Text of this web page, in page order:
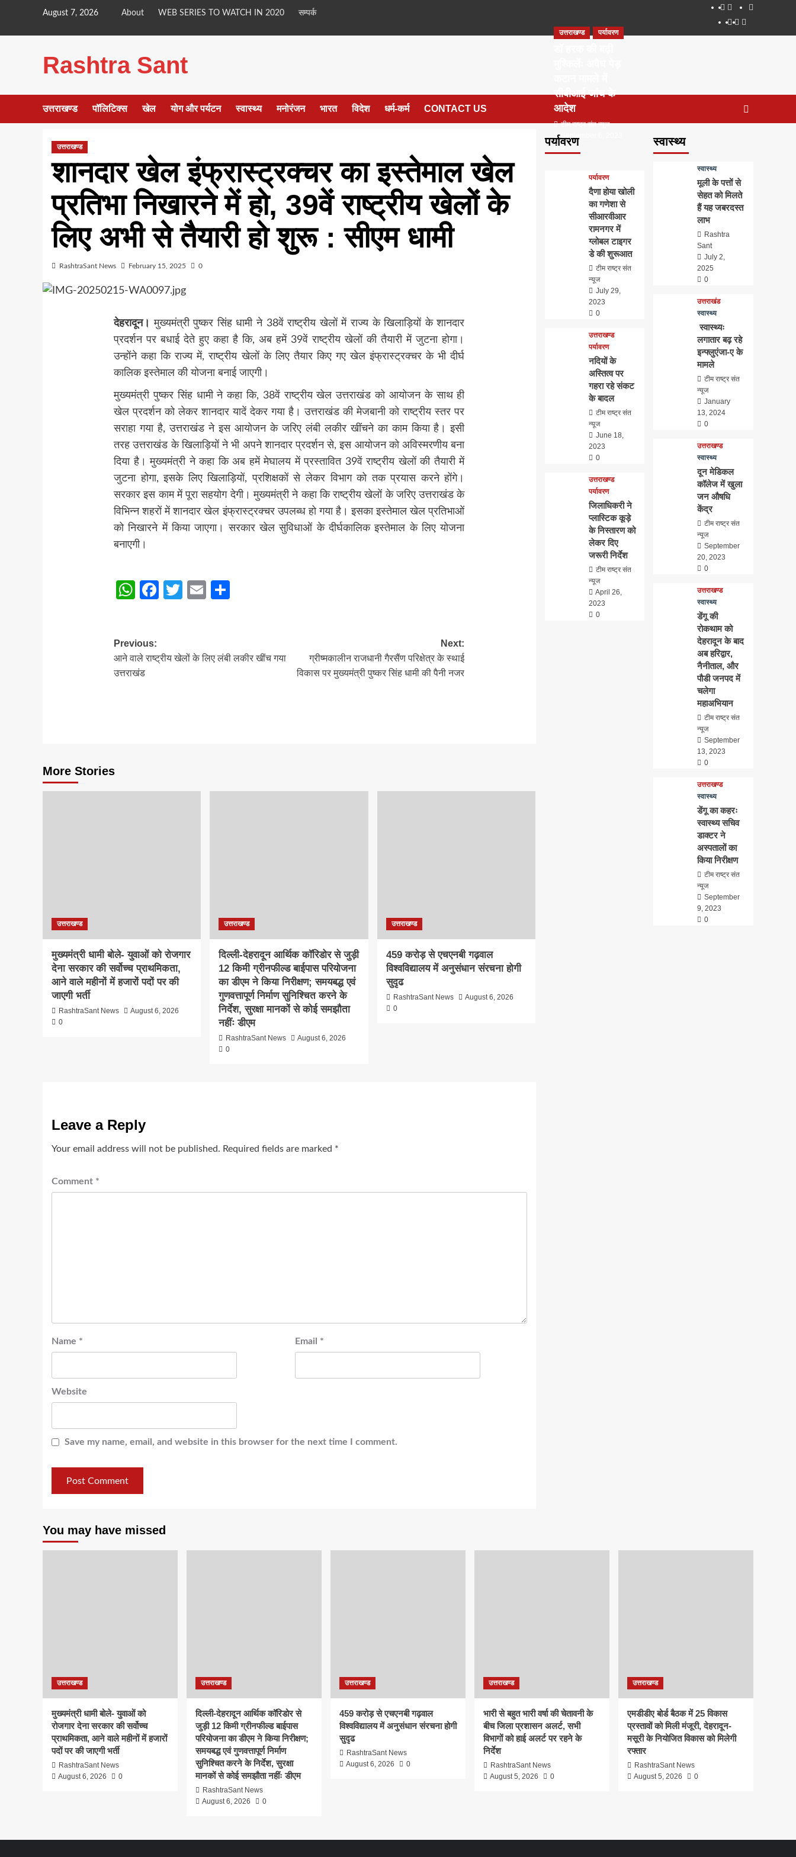
content
August 7, 2026 About WEB SERIES TO WATCH IN 2020 सम्पर्क
About
WEB
SERIES
Dehradun
Smart
Life
in
Places
to
सम्पर्क
Rashtra Sant
उत्तराखण्ड पॉलिटिक्स खेल योग और पर्यटन स्वास्थ्य मनोरंजन भारत विदेश धर्म-कर्म CONTACT US
उत्तराखण्ड
शानदार खेल इंफ्रास्ट्रक्चर का इस्तेमाल खेल
प्रतिभा निखारने में हो, 39वें राष्ट्रीय खेलों के
लिए अभी से तैयारी हो शुरू : सीएम धामी
RashtraSant News February 15, 2025 0
देहरादून।
मुख्यमंत्री पुष्कर सिंह धामी ने 38वें राष्ट्रीय खेलों में राज्य के खिलाड़ियों के शानदार
प्रदर्शन पर बधाई देते हुए कहा है कि, अब हमें 39वें राष्ट्रीय खेलों की तैयारी में जुटना होगा।
उन्होंने कहा कि राज्य में, राष्ट्रीय खेलों के लिए तैयार किए गए खेल इंफ्रास्ट्रक्चर के भी दीर्घ
कालिक इस्तेमाल की योजना बनाई जाएगी।
मुख्यमंत्री पुष्कर सिंह धामी ने कहा कि, 38वें राष्ट्रीय खेल उत्तराखंड को आयोजन के साथ ही
खेल प्रदर्शन को लेकर शानदार यादें देकर गया है। उत्तराखंड की मेजबानी को राष्ट्रीय स्तर पर
सराहा गया है, उत्तराखंड ने इस आयोजन के जरिए लंबी लकीर खींचने का काम किया है। इसी
तरह उत्तराखंड के खिलाड़ियों ने भी अपने शानदार प्रदर्शन से, इस आयोजन को अविस्मरणीय बना
दिया है। मुख्यमंत्री ने कहा कि अब हमें मेघालय में प्रस्तावित 39वें राष्ट्रीय खेलों की तैयारी में
जुटना होगा, इसके लिए खिलाड़ियों, प्रशिक्षकों से लेकर विभाग को तक प्रयास करने होंगे।
सरकार इस काम में पूरा सहयोग देगी। मुख्यमंत्री ने कहा कि राष्ट्रीय खेलों के जरिए उत्तराखंड के
विभिन्न शहरों में शानदार खेल इंफ्रास्ट्रक्चर उपलब्ध हो गया है। इसका इस्तेमाल खेल प्रतिभाओं
को निखारने में किया जाएगा। सरकार खेल सुविधाओं के दीर्घकालिक इस्तेमाल के लिए योजना
बनाएगी।
Navigation
WhatsApp
Facebook
Twitter
Email
Post
navigation
Previous:
आने वाले राष्ट्रीय खेलों के लिए लंबी लकीर खींच गया
उत्तराखंड
Next:
ग्रीष्मकालीन राजधानी गैरसैंण परिक्षेत्र के स्थाई
विकास पर मुख्यमंत्री पुष्कर सिंह धामी की पैनी नजर
More Stories
उत्तराखण्ड
मुख्यमंत्री धामी बोले- युवाओं को रोजगार
देना सरकार की सर्वोच्च प्राथमिकता,
आने वाले महीनों में हजारों पदों पर की
जाएगी भर्ती
RashtraSant News
August 6, 2026
0
उत्तराखण्ड
दिल्ली-देहरादून आर्थिक कॉरिडोर से जुड़ी
12 किमी ग्रीनफील्ड बाईपास परियोजना
का डीएम ने किया निरीक्षण; समयबद्ध एवं
गुणवत्तापूर्ण निर्माण सुनिश्चित करने के
निर्देश, सुरक्षा मानकों से कोई समझौता
नहींः डीएम
RashtraSant News
August 6, 2026
0
उत्तराखण्ड
459 करोड़ से एचएनबी गढ़वाल
विश्वविद्यालय में अनुसंधान संरचना होगी
सुदृढ
RashtraSant News
August 6, 2026
0
Leave a Reply
Your email address will not be published. Required fields are marked *
Comment *
Name * Email *
Website
Save my name, email, and website in this browser for the next time I comment.
पर्यावरण
उत्तराखण्ड पर्यावरण
सीबीआई जांच के
आदेश
टीम राष्ट्र संत न्यूज
September 6, 2023
0
पर्यावरण
दैणा होया खोली
का गणेशा से
सीआरवीआर
रामनगर में
ग्लोबल टाइगर
डे की शुरूआत
टीम राष्ट्र संत
न्यूज
July 29,
2023
0
उत्तराखण्ड
पर्यावरण
नदियों के
अस्तित्व पर
गहरा रहे संकट
के बादल
टीम राष्ट्र संत
न्यूज
June 18,
2023
0
उत्तराखण्ड
पर्यावरण
जिलाधिकरी ने
प्लास्टिक कूड़े
के निस्तारण को
लेकर दिए
जरूरी निर्देश
टीम राष्ट्र संत
न्यूज
April 26,
2023
0
स्वास्थ्य
स्वास्थ्य
मूली के पत्तों से
सेहत को मिलते
हैं यह जबरदस्त
लाभ
Rashtra
Sant
July 2,
2025
0
उत्तराखंड
स्वास्थ्य
स्वास्थ्यः
लगातार बढ़ रहे
इन्फ्लुएंजा-ए के
मामले
टीम राष्ट्र संत
न्यूज
January
13, 2024
0
उत्तराखण्ड
स्वास्थ्य
दून मेडिकल
कॉलेज में खुला
जन औषधि
केंद्र
टीम राष्ट्र संत
न्यूज
September
20, 2023
0
उत्तराखण्ड
स्वास्थ्य
डेंगू की
रोकथाम को
देहरादून के बाद
अब हरिद्वार,
नैनीताल, और
पौडी जनपद में
चलेगा
महाअभियान
टीम राष्ट्र संत
न्यूज
September
13, 2023
0
उत्तराखण्ड
स्वास्थ्य
डेंगू का कहरः
स्वास्थ्य सचिव
डाक्टर ने
अस्पतालों का
किया निरीक्षण
टीम राष्ट्र संत
न्यूज
September
9, 2023
0
You may have missed
उत्तराखण्ड
मुख्यमंत्री धामी बोले- युवाओं को
रोजगार देना सरकार की सर्वोच्च
प्राथमिकता, आने वाले महीनों में हजारों
पदों पर की जाएगी भर्ती
RashtraSant News
August 6, 2026
0
उत्तराखण्ड
दिल्ली-देहरादून आर्थिक कॉरिडोर से
जुड़ी 12 किमी ग्रीनफील्ड बाईपास
परियोजना का डीएम ने किया निरीक्षण;
समयबद्ध एवं गुणवत्तापूर्ण निर्माण
सुनिश्चित करने के निर्देश, सुरक्षा
मानकों से कोई समझौता नहींः डीएम
RashtraSant News
August 6, 2026
0
उत्तराखण्ड
459 करोड़ से एचएनबी गढ़वाल
विश्वविद्यालय में अनुसंधान संरचना होगी
सुदृढ
RashtraSant News
August 6, 2026
0
उत्तराखण्ड
भारी से बहुत भारी वर्षा की चेतावनी के
बीच जिला प्रशासन अलर्ट, सभी
विभागों को हाई अलर्ट पर रहने के
निर्देश
RashtraSant News
August 5, 2026
0
उत्तराखण्ड
एमडीडीए बोर्ड बैठक में 25 विकास
प्रस्तावों को मिली मंजूरी, देहरादून-
मसूरी के नियोजित विकास को मिलेगी
रफ्तार
RashtraSant News
August 5, 2026
0